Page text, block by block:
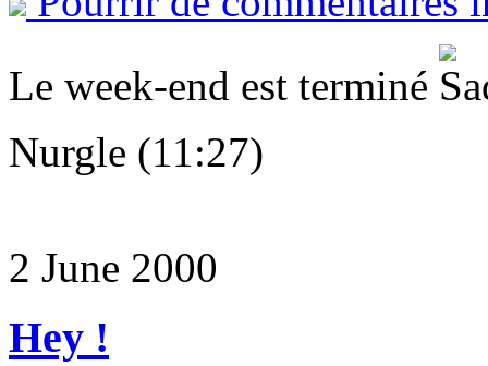
Le week-end est terminé
Nurgle (11:27)
2 June 2000
Hey !